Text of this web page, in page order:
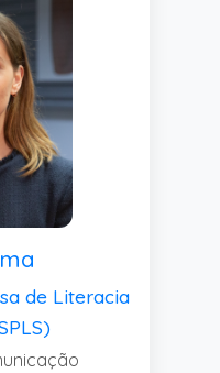
de Literacia